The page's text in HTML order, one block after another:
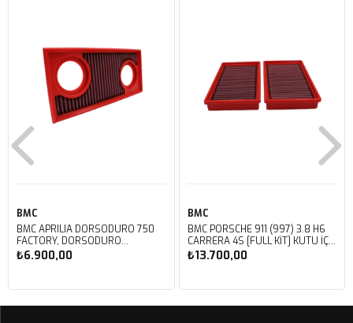
BMC
BMC APRILIA DORSODURO 750
FACTORY, DORSODURO
900, SHIVER 750 GT, SHIVER
750 KUTU İÇİ PERFORMANS
₺6.900,00
BMC
BMC PORSCHE 911 (997) 3.8 H6
CARRERA 4S [FULL KIT] KUTU İÇİ
PERFORMANS HAVA FİLTRESİ
FB468/20
₺13.700,00